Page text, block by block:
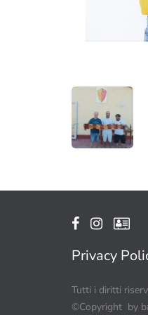
Privacy
Tutti i diritti
©Copyright by